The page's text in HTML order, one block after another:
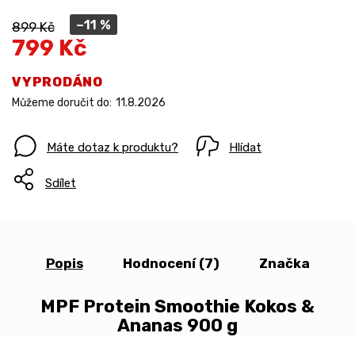
899 Kč –11 %
799 Kč
VYPRODÁNO
Můžeme doručit do: 11.8.2026
Máte dotaz k produktu? Hlídat
Sdílet
Popis Hodnocení (7) Značka
MPF Protein Smoothie Kokos &
Ananas 900 g